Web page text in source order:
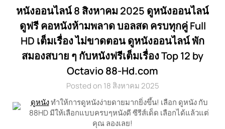
หนังออนไลน์ 8 สิงหาคม 2025 ดูหนังออนไลน์
ดูฟรี คอหนังห้ามพลาด บอลสด ครบทุกคู่ Full
HD เต็มเรื่อง ไม่ขาดตอน ดูหนังออนไลน์ พัก
สมองสบาย ๆ กับหนังฟรีเต็มเรื่อง Top 12 by
Octavio 88-Hd.com
Posted on 18 สิงหาคม 2025
ดูหนังทำให้การดูหนังง่ายดายมากยิ่งขึ้น! เลือก ดูหนัง กับ
88HD มีให้เลือกแบบครบๆหนังดี ซีรีส์เด็ด เลือกได้แล้วแต่
คุณ ลองเลย!